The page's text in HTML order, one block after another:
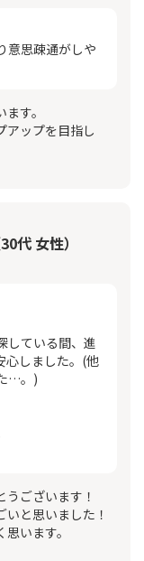
意思疎通がしや
す。
アップを目指し
代 女性）
している間、進
心しました。(他
…。)
うございます！
と思いました！
います。